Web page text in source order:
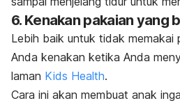
6. Kenakan pakaian yang
Lebih baik untuk tidak memakai
Anda kenakan ketika Anda
laman Kids Health.
Cara ini akan membuat anak